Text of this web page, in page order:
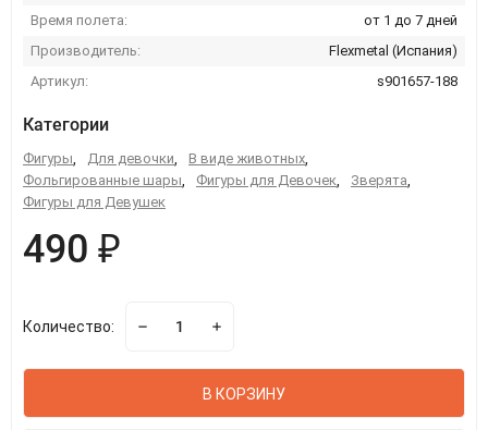
Время полета:
от 1 до 7 дней
Производитель:
Flexmetal (Испания)
Артикул:
s901657-188
Категории
Фигуры, Для девочки, В виде животных,
Фольгированные шары, Фигуры для Девочек, Зверята,
Фигуры для Девушек
490 ₽
Количество:
В КОРЗИНУ